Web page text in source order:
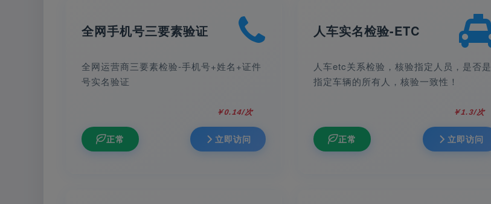
全网手机号三要素验证
全网运营商三要素检验-手机号+姓名+证件
号实名验证
￥0.14/次
正常 立即访问
人车实名检验-ETC
人车etc关系检验，核验指定人员，是否是
指定车辆的所有人，核验一致性！
￥1.3/次
正常 立即访问